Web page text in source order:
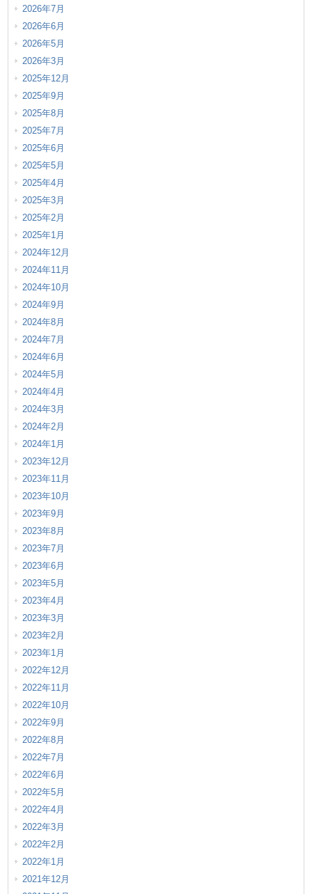
2026年7月
2026年6月
2026年5月
2026年3月
2025年12月
2025年9月
2025年8月
2025年7月
2025年6月
2025年5月
2025年4月
2025年3月
2025年2月
2025年1月
2024年12月
2024年11月
2024年10月
2024年9月
2024年8月
2024年7月
2024年6月
2024年5月
2024年4月
2024年3月
2024年2月
2024年1月
2023年12月
2023年11月
2023年10月
2023年9月
2023年8月
2023年7月
2023年6月
2023年5月
2023年4月
2023年3月
2023年2月
2023年1月
2022年12月
2022年11月
2022年10月
2022年9月
2022年8月
2022年7月
2022年6月
2022年5月
2022年4月
2022年3月
2022年2月
2022年1月
2021年12月